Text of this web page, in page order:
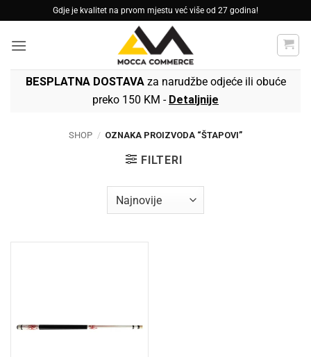
to
content
Gdje je kvalitet na prvom mjestu već više od 27 godina!
BESPLATNA DOSTAVAza narudžbe odjeće ili obuće
preko 150 KM - Detaljnije
SHOP / OZNAKA PROIZVODA “ŠTAPOVI”
FILTERI